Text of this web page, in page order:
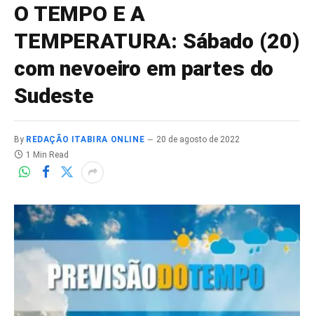
O TEMPO E A
TEMPERATURA: Sábado (20)
com nevoeiro em partes do
Sudeste
By REDAÇÃO ITABIRA ONLINE
20 de agosto de 2022
1 Min Read